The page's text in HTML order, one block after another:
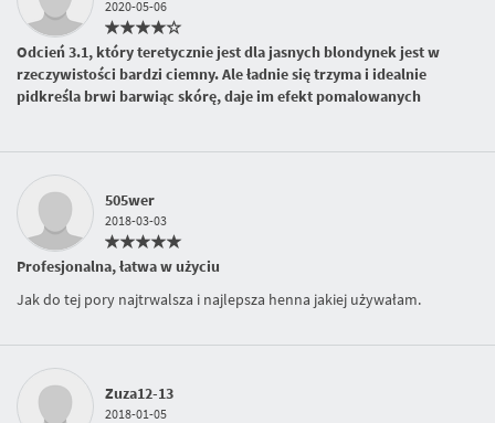
2020-05-06
Odcień 3.1, który teretycznie jest dla jasnych blondynek jest w
rzeczywistości bardzi ciemny. Ale ładnie się trzyma i idealnie
pidkreśla brwi barwiąc skórę, daje im efekt pomalowanych
505wer
2018-03-03
Profesjonalna, łatwa w użyciu
Jak do tej pory najtrwalsza i najlepsza henna jakiej używałam.
Zuza12-13
2018-01-05